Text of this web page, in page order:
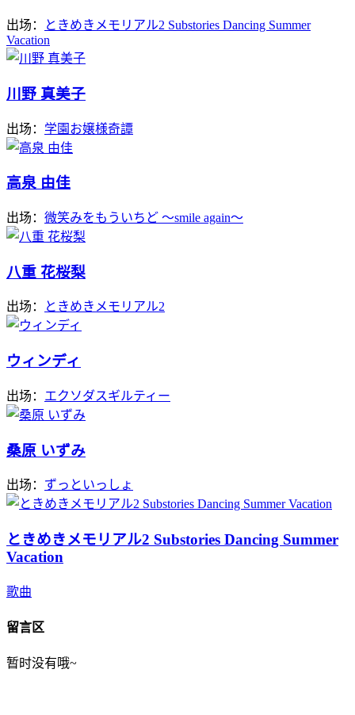
出场：
ときめきメモリアル2 Substories Dancing Summer
Vacation
川野 真美子
出场： 学園お嬢様奇譚
高泉 由佳
出场： 微笑みをもういちど ～smile again～
八重 花桜梨
出场： ときめきメモリアル2
ウィンディ
出场： エクソダスギルティー
桑原 いずみ
出场： ずっといっしょ
ときめきメモリアル2 Substories Dancing Summer
Vacation
歌曲
留言区
暂时没有哦~